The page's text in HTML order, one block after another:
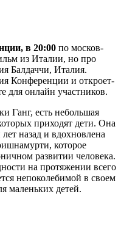
в 20:00 по мос­ков­
из Ита­лии, но про
Бал­дач­чи, Ита­лия.
Кон­фе­рен­ции и откро­ет­
для онлайн участников.
Ганг, есть неболь­шая
при­хо­дят дети. Она
назад и вдох­нов­ле­на
кото­рое
раз­ви­тии чело­ве­ка.
на про­тя­же­нии все­го
непо­ко­ле­би­мой в сво­ем
малень­ких детей.